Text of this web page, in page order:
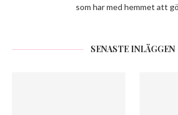
som har med hemmet att
SENASTE INLÄGGEN